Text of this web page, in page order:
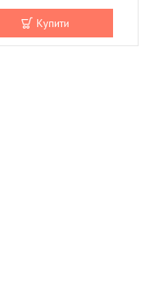
Купити